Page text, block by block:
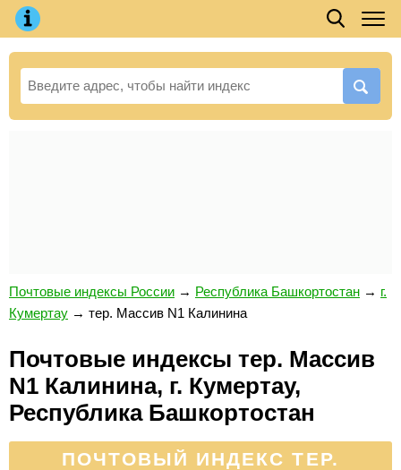
Почтовые индексы России → Республика Башкортостан → г.
Кумертау → тер. Массив N1 Калинина
Почтовые индексы тер. Массив
N1 Калинина, г. Кумертау,
Республика Башкортостан
ПОЧТОВЫЙ ИНДЕКС ТЕР.